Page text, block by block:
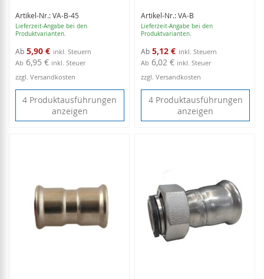
Artikel-Nr.: VA-B-45
Lieferzeit-Angabe bei den
Produktvarianten.
Ab 5,90 €
Ab 6,95 € inkl. Steuer
zzgl. Versandkosten
4 Produktausführungen
anzeigen
Artikel-Nr.: VA-B
Lieferzeit-Angabe bei den
Produktvarianten.
Ab 5,12 €
Ab 6,02 € inkl. Steuer
zzgl. Versandkosten
4 Produktausführungen
anzeigen